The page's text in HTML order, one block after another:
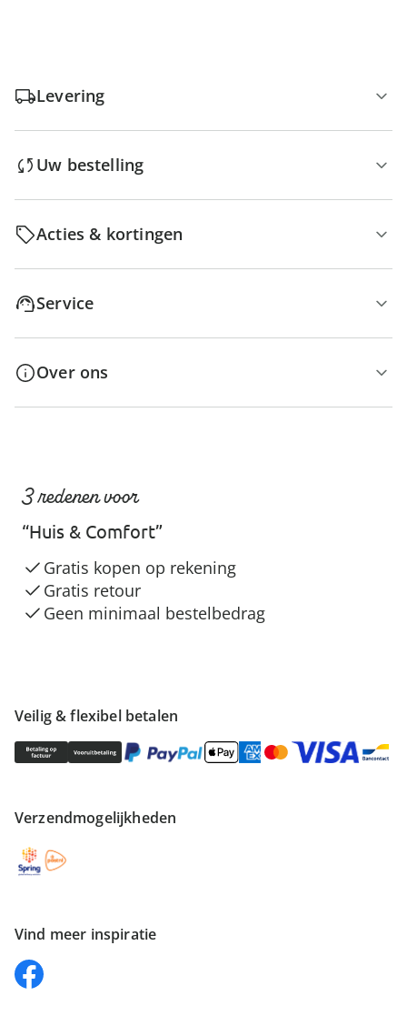
Levering
Uw bestelling
Acties & kortingen
Service
Over ons
Veilig & flexibel betalen
Verzendmogelijkheden
Vind meer inspiratie
3 redenen voor
“Huis & Comfort”
Gratis kopen op rekening
Gratis retour
Geen minimaal bestelbedrag